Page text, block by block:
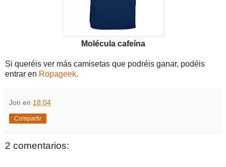
Molécula cafeína
Si queréis ver más camisetas que podréis ganar, podéis
entrar en Ropageek.
Jon en 18:04
Compartir
2 comentarios: